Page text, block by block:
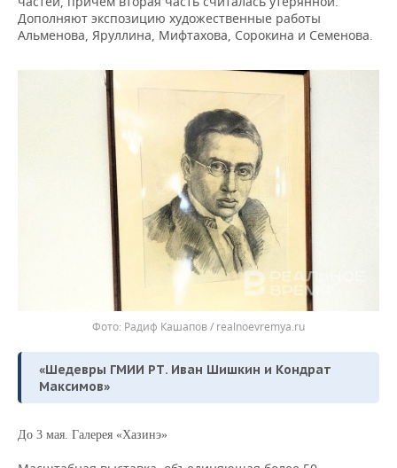
Дополняют экспозицию художественные работы
Альменова, Яруллина, Мифтахова, Сорокина и Семенова.
Радиф Кашапов / realnoevremya.ru
«Шедевры ГМИИ РТ. Иван Шишкин и Кондрат
Максимов»
До 3 мая. Галерея «Хазинэ»